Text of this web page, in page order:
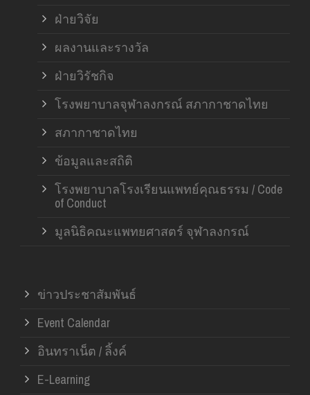
ฝ่ายวิจัย
ผลงานและรางวัล
ฝ่ายวิรัชกิจ
โรงพยาบาลจุฬาลงกรณ์ สภากาชาดไทย
สภากาชาดไทย
ข้อมูลและสถิติ
โรงพยาบาลโรงเรียนแพทย์คุณธรรม / Code
of Conduct
มูลนิธิคณะแพทยศาสตร์ จุฬาลงกรณ์
ข่าวประชาสัมพันธ์
Event Calendar
อินทราเน็ต / ลิ้งค์
E-Learning